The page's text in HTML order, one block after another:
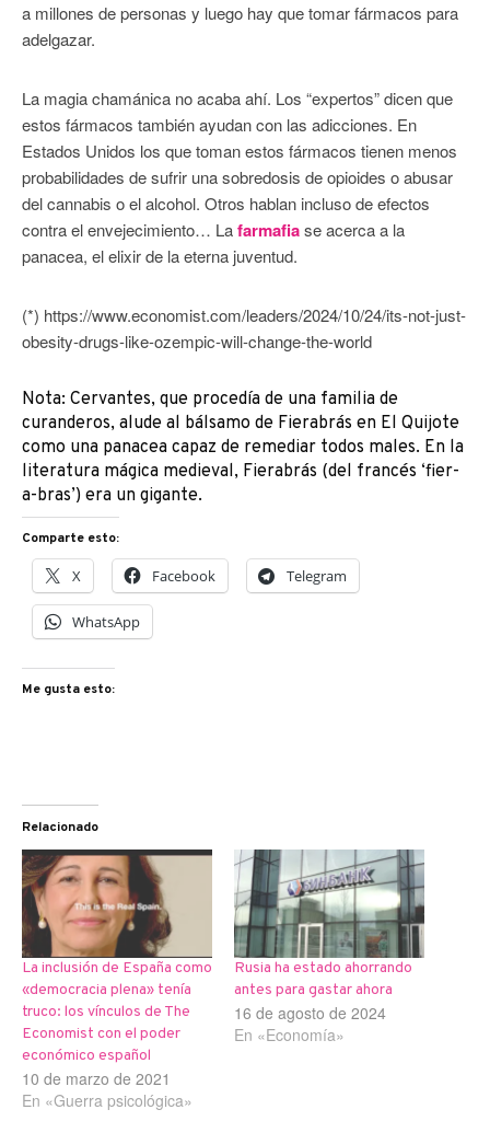
a millones de personas y luego hay que tomar fármacos para
adelgazar.
La magia chamánica no acaba ahí. Los “expertos” dicen que
estos fármacos también ayudan con las adicciones. En
Estados Unidos los que toman estos fármacos tienen menos
probabilidades de sufrir una sobredosis de opioides o abusar
del cannabis o el alcohol. Otros hablan incluso de efectos
contra el envejecimiento… Lafarmafiase acerca a la
panacea, el elixir de la eterna juventud.
(*) https://www.economist.com/leaders/2024/10/24/its-not-just-
obesity-drugs-like-ozempic-will-change-the-world
Nota: Cervantes, que procedía de una familia de
curanderos, alude al bálsamo de Fierabrás en El Quijote
como una panacea capaz de remediar todos males. En la
literatura mágica medieval, Fierabrás (del francés ‘fier-
a-bras’) era un gigante.
Comparte esto:
X Facebook Telegram
WhatsApp
Me gusta esto:
Relacionado
La inclusión de España como
«democracia plena» tenía
truco: los vínculos de The
Economist con el poder
económico español
10 de marzo de 2021
En «Guerra psicológica»
Rusia ha estado ahorrando
antes para gastar ahora
16 de agosto de 2024
En «Economía»